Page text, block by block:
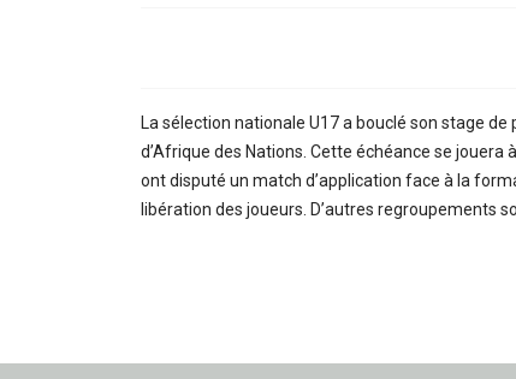
La sélection nationale U17 a bouclé son stage
d’Afrique des Nations. Cette échéance se
ont disputé un match d’application face à la
libération des joueurs. D’autres regroupements